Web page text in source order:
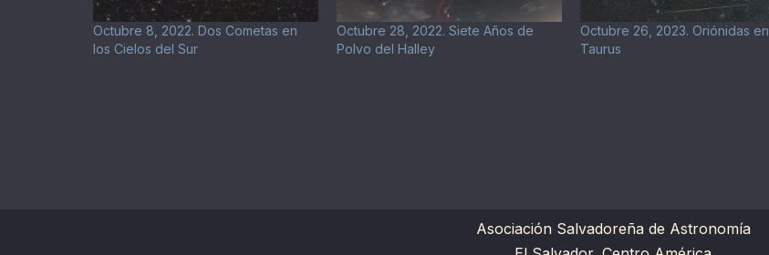
Octubre 8, 2022. Dos Cometas en
los Cielos del Sur
Octubre 28, 2022. Siete Años de
Polvo del Halley
Octubre 26, 2023. Oriónidas en
Taurus
Asociación Salvadoreña de Astronomía